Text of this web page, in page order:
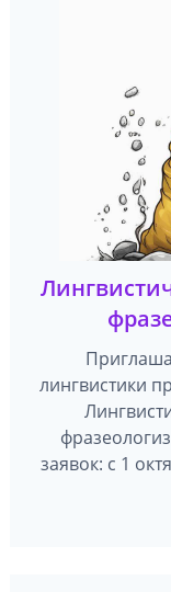
лингвистики
заявок: с 1